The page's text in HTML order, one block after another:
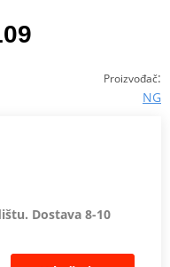
Proizvođač:
NG
Dostava 8-10